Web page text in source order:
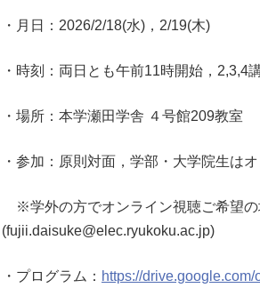
・月日：2026/2/18(水)，2/19(木)
・時刻：両日とも午前11時開始，2,3,4
・場所：本学瀬田学舎 ４号館209教室
・参加：原則対面，学部・大学院生は
※学外の方でオンライン視聴ご希望の
(fujii.daisuke@elec.ryukoku.ac.jp)
・プログラム： https://